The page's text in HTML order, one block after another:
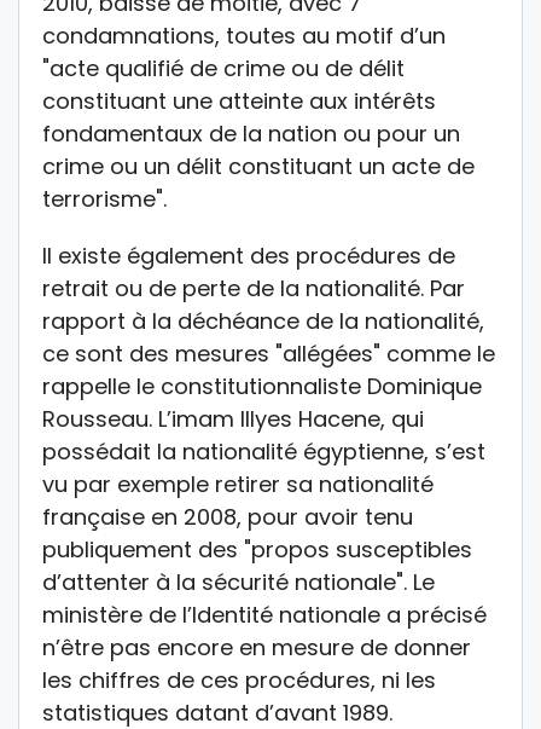
condamnations, toutes au motif d’un
"acte qualifié de crime ou de délit
constituant une atteinte aux intérêts
fondamentaux de la nation ou pour un
crime ou un délit constituant un acte de
terrorisme".
Il existe également des procédures de
retrait ou de perte de la nationalité. Par
rapport à la déchéance de la nationalité,
ce sont des mesures "allégées" comme le
rappelle le constitutionnaliste Dominique
Rousseau. L’imam Illyes Hacene, qui
possédait la nationalité égyptienne, s’est
vu par exemple retirer sa nationalité
française en 2008, pour avoir tenu
publiquement des "propos susceptibles
d’attenter à la sécurité nationale". Le
ministère de l’Identité nationale a précisé
n’être pas encore en mesure de donner
les chiffres de ces procédures, ni les
statistiques datant d’avant 1989.